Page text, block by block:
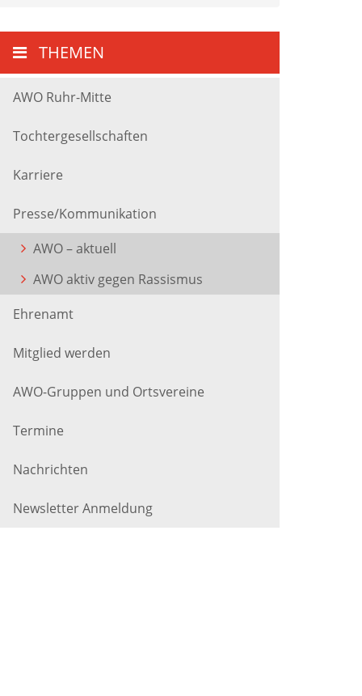
THEMEN
AWO Ruhr-Mitte
Tochtergesellschaften
Karriere
Presse/Kommunikation
AWO – aktuell
AWO aktiv gegen Rassismus
Ehrenamt
Mitglied werden
AWO-Gruppen und Ortsvereine
Termine
Nachrichten
Newsletter Anmeldung